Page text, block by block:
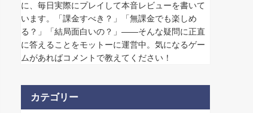
に、毎日実際にプレイして本音レビューを書いて
います。「課金すべき？」「無課金でも楽しめ
る？」「結局面白いの？」——そんな疑問に正直
に答えることをモットーに運営中。気になるゲー
ムがあればコメントで教えてください！
カテゴリー